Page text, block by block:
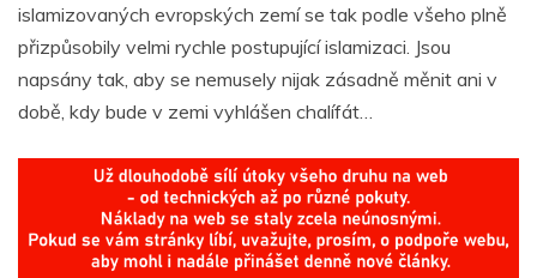
islamizovaných evropských zemí se tak podle všeho plně
přizpůsobily velmi rychle postupující islamizaci. Jsou
napsány tak, aby se nemusely nijak zásadně měnit ani v
době, kdy bude v zemi vyhlášen chalífát…